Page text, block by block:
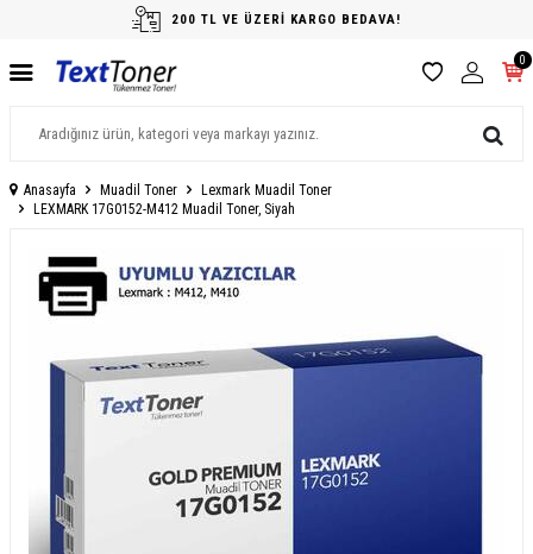
200 TL VE ÜZERİ KARGO BEDAVA!
0
Anasayfa Muadil Toner
Lexmark Muadil Toner
LEXMARK 17G0152-M412 Muadil Toner, Siyah